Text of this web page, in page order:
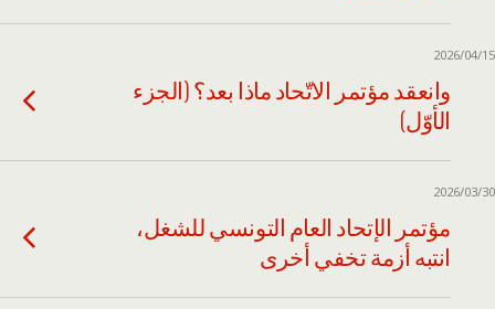
2026/04/15
وانعقد مؤتمر الاتّحاد ماذا بعد؟ (الجزء
الأوّل)
2026/03/30
مؤتمر الإتحاد العام التونسي للشغل،
انتبه أزمة تخفي أخرى